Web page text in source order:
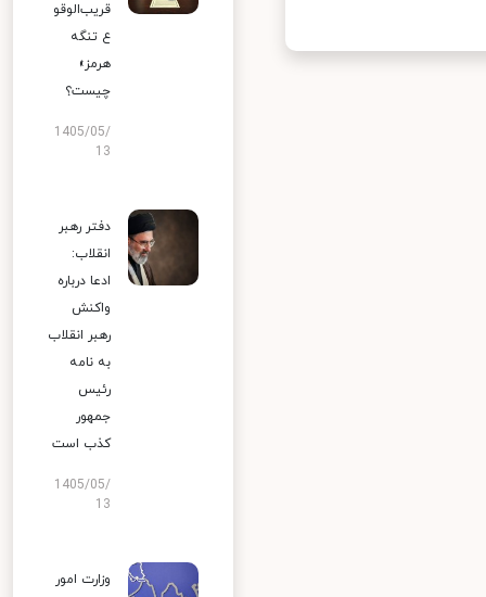
قریب‌الوقو
ع تنگه
هرمز»
چیست؟
1405/05/
13
دفتر رهبر
انقلاب:
ادعا درباره
واکنش
رهبر انقلاب
به نامه
رئیس
جمهور
کذب است
1405/05/
13
وزارت امور